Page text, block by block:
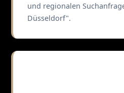
und regionalen
Düsseldorf".